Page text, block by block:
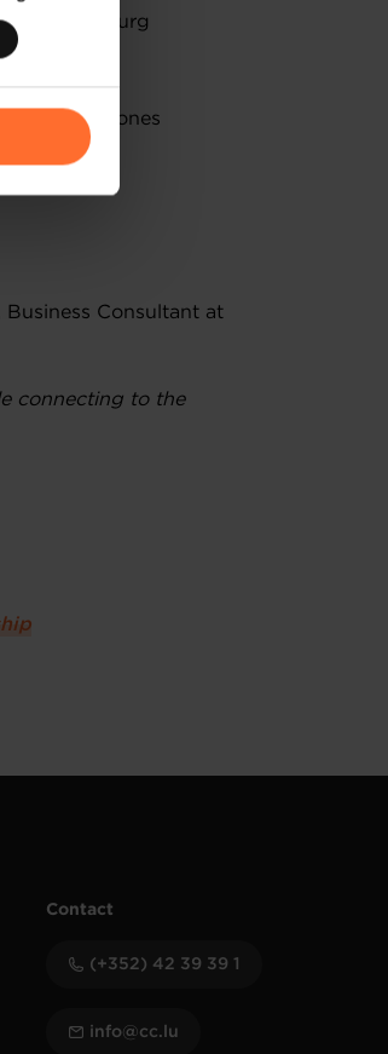
en
in Luxembourg
milestones
Consultant at
connecting to the
Contact
(+352) 42 39 39 1
info@cc.lu